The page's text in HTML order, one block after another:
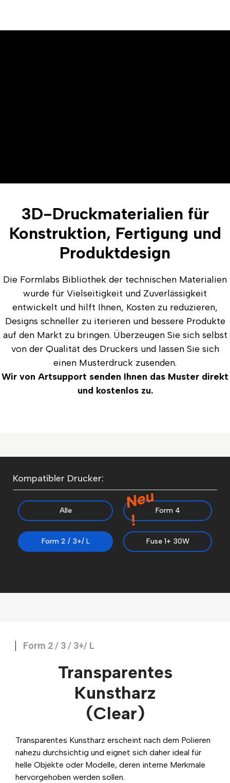
3D-Druckmaterialien für
Konstruktion, Fertigung und
Produktdesign
Die Formlabs Bibliothek der technischen Materialien
wurde für Vielseitigkeit und Zuverlässigkeit
entwickelt und hilft Ihnen, Kosten zu reduzieren,
Designs schneller zu iterieren und bessere Produkte
auf den Markt zu bringen. Überzeugen Sie sich selbst
von der Qualität des Druckers und lassen Sie sich
einen Musterdruck zusenden.
Wir von Artsupport senden Ihnen das Muster direkt
und kostenlos zu.
Kompatibler Drucker:
N
e
u
!
Alle Form 4
Form 2 / 3+/ L Fuse 1+ 30W
Form 2 / 3 / 3+/ L
Transparentes
Kunstharz
(Clear)
Transparentes Kunstharz erscheint nach dem Polieren
nahezu durchsichtig und eignet sich daher ideal für
helle Objekte oder Modelle, deren interne Merkmale
hervorgehoben werden sollen.